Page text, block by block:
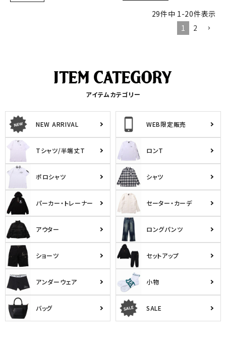
29件中 1 -20件表示
1
2
アイテムカテゴリー
NEW ARRIVAL WEB限定販売
Tシャツ/半端丈T ロンT
ポロシャツ シャツ
パーカー・トレーナー セーター・カーデ
アウター ロングパンツ
ショーツ セットアップ
アンダーウェア 小物
バッグ SALE